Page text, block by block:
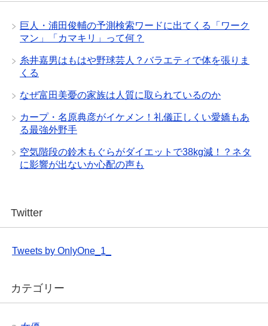
巨人・浦田俊輔の予測検索ワードに出てくる「ワーク
マン」「カマキリ」って何？
糸井嘉男はもはや野球芸人？バラエティで体を張りま
くる
なぜ富田美憂の家族は人質に取られているのか
カープ・名原典彦がイケメン！礼儀正しくい愛嬌もあ
る最強外野手
空気階段の鈴木もぐらがダイエットで38kg減！？ネタ
に影響が出ないか心配の声も
Twitter
Tweets by OnlyOne_1_
カテゴリー